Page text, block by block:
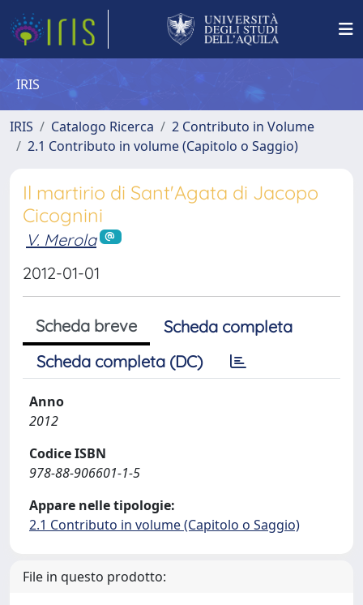
IRIS
IRIS Catalogo Ricerca
2 Contributo in Volume
2.1 Contributo in volume (Capitolo o Saggio)
Il martirio di Sant'Agata di Jacopo
Cicognini
V. Merola
2012-01-01
Scheda breve
Scheda completa
Scheda completa (DC)
Anno
2012
Codice ISBN
978-88-906601-1-5
Appare nelle tipologie:
2.1 Contributo in volume (Capitolo o Saggio)
File in questo prodotto: